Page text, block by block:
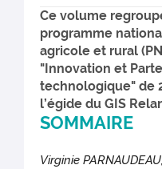
Ce volume
programme
agricole et rural
"Innovation et
technologique" de
l’égide du GIS
SOMMAIRE
Virginie